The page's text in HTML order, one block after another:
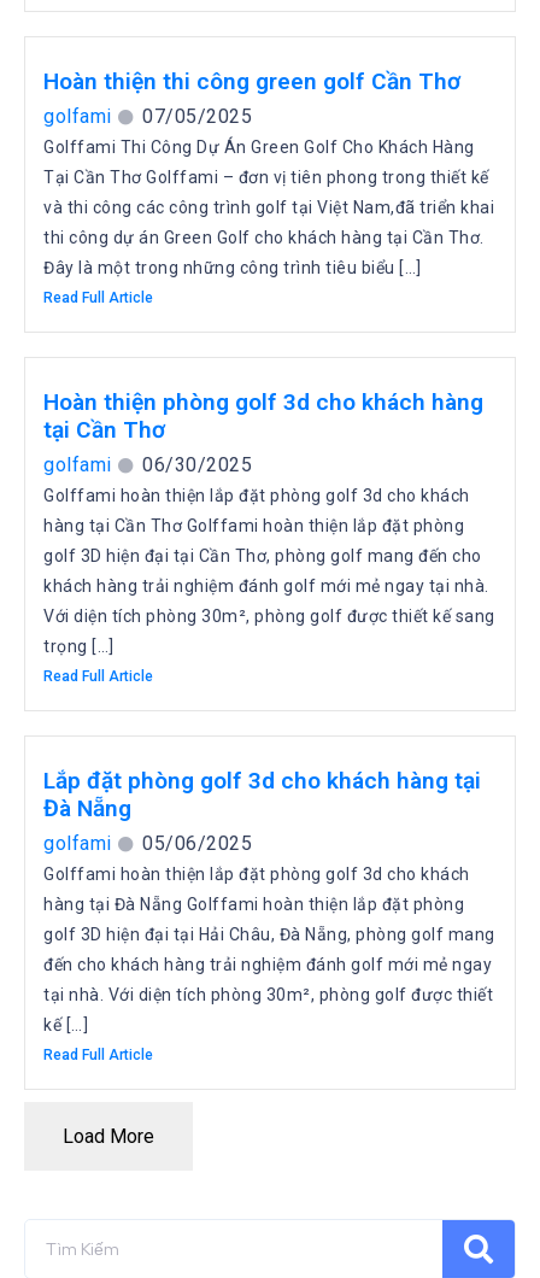
Hoàn thiện thi công green golf Cần Thơ
golfami 07/05/2025
Golffami Thi Công Dự Án Green Golf Cho Khách Hàng
Tại Cần Thơ Golffami – đơn vị tiên phong trong thiết kế
và thi công các công trình golf tại Việt Nam,đã triển khai
thi công dự án Green Golf cho khách hàng tại Cần Thơ.
Đây là một trong những công trình tiêu biểu […]
Read Full Article
Hoàn thiện phòng golf 3d cho khách hàng
tại Cần Thơ
golfami 06/30/2025
Golffami hoàn thiện lắp đặt phòng golf 3d cho khách
hàng tại Cần Thơ Golffami hoàn thiện lắp đặt phòng
golf 3D hiện đại tại Cần Thơ, phòng golf mang đến cho
khách hàng trải nghiệm đánh golf mới mẻ ngay tại nhà.
Với diện tích phòng 30m², phòng golf được thiết kế sang
trọng […]
Read Full Article
Lắp đặt phòng golf 3d cho khách hàng tại
Đà Nẵng
golfami 05/06/2025
Golffami hoàn thiện lắp đặt phòng golf 3d cho khách
hàng tại Đà Nẵng Golffami hoàn thiện lắp đặt phòng
golf 3D hiện đại tại Hải Châu, Đà Nẵng, phòng golf mang
đến cho khách hàng trải nghiệm đánh golf mới mẻ ngay
tại nhà. Với diện tích phòng 30m², phòng golf được thiết
kế […]
Read Full Article
Load More